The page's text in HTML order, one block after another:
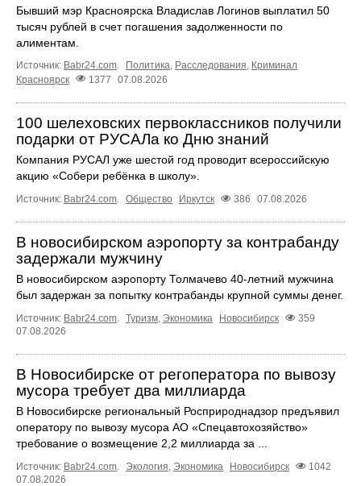
Бывший мэр Красноярска Владислав Логинов выплатил 50
тысяч рублей в счет погашения задолженности по
алиментам.
Источник: Babr24.com. Политика, Расследования, Криминал
Красноярск
1377 07.08.2026
100 шелеховских первоклассников получили
подарки от РУСАЛа ко Дню знаний
Компания РУСАЛ уже шестой год проводит всероссийскую
акцию «Собери ребёнка в школу».
Источник: Babr24.com Общество Иркутск 386 07.08.2026
В новосибирском аэропорту за контрабанду
задержали мужчину
В новосибирском аэропорту Толмачево 40-летний мужчина
был задержан за попытку контрабанды крупной суммы денег.
Источник: Babr24.com Туризм Экономика Новосибирск
359
07.08.2026
В Новосибирске от регоператора по вывозу
мусора требует два миллиарда
В Новосибирске региональный Росприроднадзор предъявил
оператору по вывозу мусора АО «Спецавтохозяйство»
требование о возмещение 2,2 миллиарда за ...
Источник: Babr24.com. Экология, Экономика Новосибирск
1042
07.08.2026